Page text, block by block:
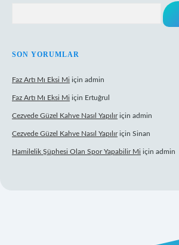
SON YORUMLAR
Faz Artı Mı Eksi Mi için admin
Faz Artı Mı Eksi Mi için Ertuğrul
Cezvede Güzel Kahve Nasıl Yapılıriçin admin
Cezvede Güzel Kahve Nasıl Yapılıriçin Sinan
Hamilelik Şüphesi Olan Spor Yapabilir Mi için admin